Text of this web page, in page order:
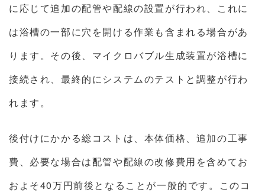
に応じて追加の配管や配線の設置が行われ、これに
は浴槽の一部に穴を開ける作業も含まれる場合があ
ります。その後、マイクロバブル生成装置が浴槽に
接続され、最終的にシステムのテストと調整が行わ
れます。
後付けにかかる総コストは、本体価格、追加の工事
費、必要な場合は配管や配線の改修費用を含めてお
およそ40万円前後となることが一般的です。このコ